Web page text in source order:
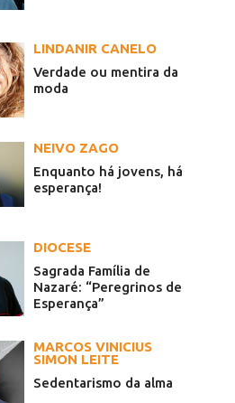
LINDANIR CANELO
Verdade ou mentira da
moda
NEIVO ZAGO
Enquanto há jovens, há
esperança!
DIOCESE
Sagrada Família de
Nazaré: “Peregrinos de
Esperança”
MARCOS VINICIUS
SIMON LEITE
Sedentarismo da alma